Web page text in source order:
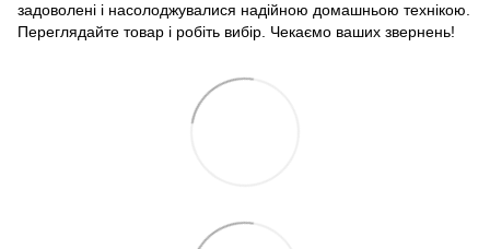
задоволені і насолоджувалися надійною домашньою технікою.
Переглядайте товар і робіть вибір. Чекаємо ваших звернень!